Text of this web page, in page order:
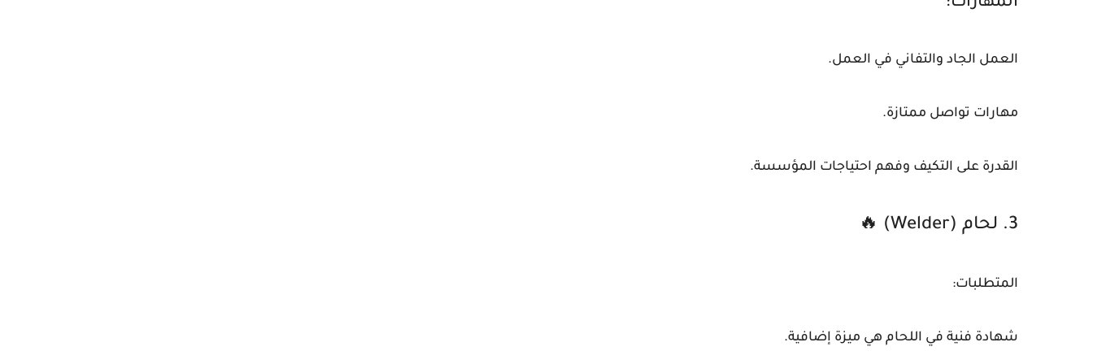
العمل الجاد والتفاني في العمل.
مهارات تواصل ممتازة.
القدرة على التكيف وفهم احتياجات المؤسسة.
3. لحام (Welder) 🔥
المتطلبات:
شهادة فنية في اللحام هي ميزة إضافية.